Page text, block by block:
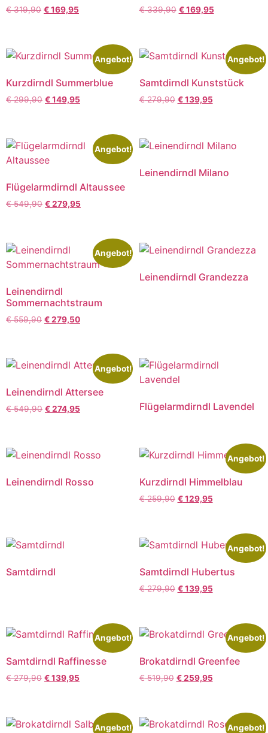
€319,90 €169,95 €339,90 €169,95
Angebot!
Kurzdirndl Summerblue
€299,90 €149,95
Angebot!
Samtdirndl Kunststück
€279,90 €139,95
Angebot!
Flügelarmdirndl Altaussee
€549,90 €279,95
Leinendirndl Milano
Angebot!
Leinendirndl
Sommernachtstraum
€559,90 €279,50
Leinendirndl Grandezza
Angebot!
Leinendirndl Attersee
€549,90 €274,95 Flügelarmdirndl Lavendel
Leinendirndl Rosso
Angebot!
Kurzdirndl Himmelblau
€259,90 €129,95
Samtdirndl
Angebot!
Samtdirndl Hubertus
€279,90 €139,95
Angebot!
Samtdirndl Raffinesse
€279,90 €139,95
Angebot!
Brokatdirndl Greenfee
€519,90 €259,95
Angebot! Angebot!